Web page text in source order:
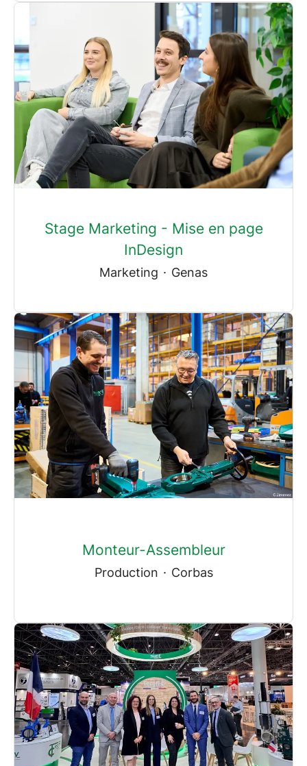
Stage Marketing - Mise en page
InDesign
Marketing · Genas
Monteur-Assembleur
Production · Corbas